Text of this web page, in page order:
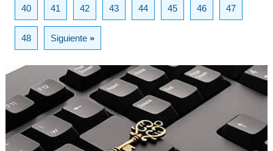
40 41 42 43 44 45 46 47
48 Siguiente»